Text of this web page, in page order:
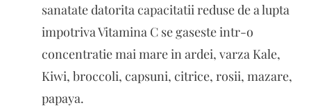
sanatate datorita capacitatii reduse de a lupta
impotriva Vitamina C se gaseste intr-o
concentratie mai mare in ardei, varza Kale,
Kiwi, broccoli, capsuni, citrice, rosii, mazare,
papaya.